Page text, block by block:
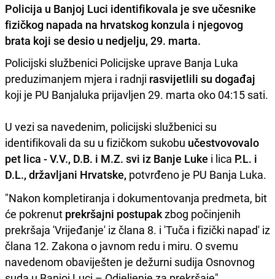
Policija u Banjoj Luci identifikovala je sve učesnike
fizičkog napada na hrvatskog konzula i njegovog
brata koji se desio u nedjelju, 29. marta.
Policijski službenici Policijske uprave Banja Luka
preduzimanjem mjera i radnji rasvijetlili su događaj
koji je PU Banjaluka prijavljen 29. marta oko 04:15 sati.
U vezi sa navedenim, policijski službenici su
identifikovali da su u fizičkom sukobu učestvovovalo
pet lica - V.V., D.B. i M.Z. svi iz Banje Luke i lica P.L. i
D.L., državljani Hrvatske, potvrđeno je PU Banja Luka.
"Nakon kompletiranja i dokumentovanja predmeta, bit
će pokrenut prekršajni postupakzbog počinjenih
prekršaja 'Vrijeđanje' iz člana 8. i 'Tuča i fizički napad' iz
člana 12. Zakona o javnom redu i miru. O svemu
navedenom obaviješten je dežurni sudija Osnovnog